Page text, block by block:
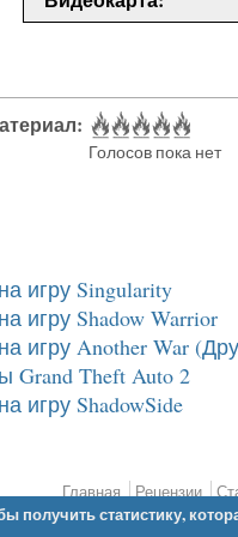
Голосов пока нет
игру Singularity
игру Shadow Warrior
игру Another War
Grand Theft Auto 2
игру ShadowSide
Главная Рецензии
© Copyright
статистику,